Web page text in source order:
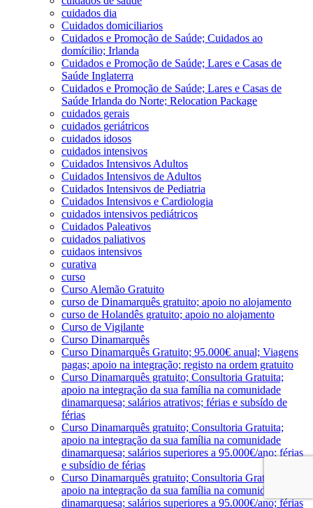
cuidados dia
Cuidados domiciliarios
Cuidados e Promoção de Saúde; Cuidados ao
domícilio; Irlanda
Cuidados e Promoção de Saúde; Lares e Casas de
Saúde Inglaterra
Cuidados e Promoção de Saúde; Lares e Casas de
Saúde Irlanda do Norte; Relocation Package
cuidados gerais
cuidados geriátricos
cuidados idosos
cuidados intensivos
Cuidados Intensivos Adultos
Cuidados Intensivos de Adultos
Cuidados Intensivos de Pediatria
Cuidados Intensivos e Cardiologia
cuidados intensivos pediátricos
Cuidados Paleativos
cuidados paliativos
cuidaos intensivos
curativa
curso
Curso Alemão Gratuito
curso de Dinamarquês gratuito; apoio no alojamento
curso de Holandês gratuito; apoio no alojamento
Curso de Vigilante
Curso Dinamarquês
Curso Dinamarquês Gratuito; 95.000€ anual; Viagens
pagas; apoio na integração; registo na ordem gratuito
Curso Dinamarquês gratuito; Consultoria Gratuita;
apoio na integração da sua família na comunidade
dinamarquesa; salários atrativos; férias e subsído de
férias
Curso Dinamarquês gratuito; Consultoria Gratuita;
apoio na integração da sua família na comunidade
dinamarquesa; salários superiores a 95.000€/ano; férias
e subsídio de férias
Curso Dinamarquês gratuito; Consultoria Gratuita;
apoio na integração da sua família na comunidade
dinamarquesa; salários superiores a 95.000€/ano; férias